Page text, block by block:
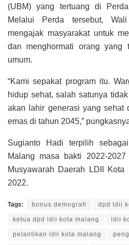
(UBM) yang tertuang di
Melalui Perda tersebut,
mengajak masyarakat untuk
dan menghormati orang yang
umum.
“Kami sepakat program itu.
hidup sehat, salah satunya
akan lahir generasi yang sehat
emas di tahun 2045,”
Sugianto Hadi terpilih
Malang masa bakti 2022-
Musyawarah Daerah LDII
2022.
Tags: bonus demografi dpd ldii
ketua dpd ldii kota malang ldii
pelantikan ldii kota malang